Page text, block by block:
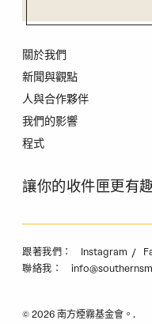
關於我們
新聞與觀點
人與合作夥伴
我們的影響
程式
讓你的收件匣更有
跟著我們： Instagram
聯絡我：
© 2026 南方煙霧基金會。.